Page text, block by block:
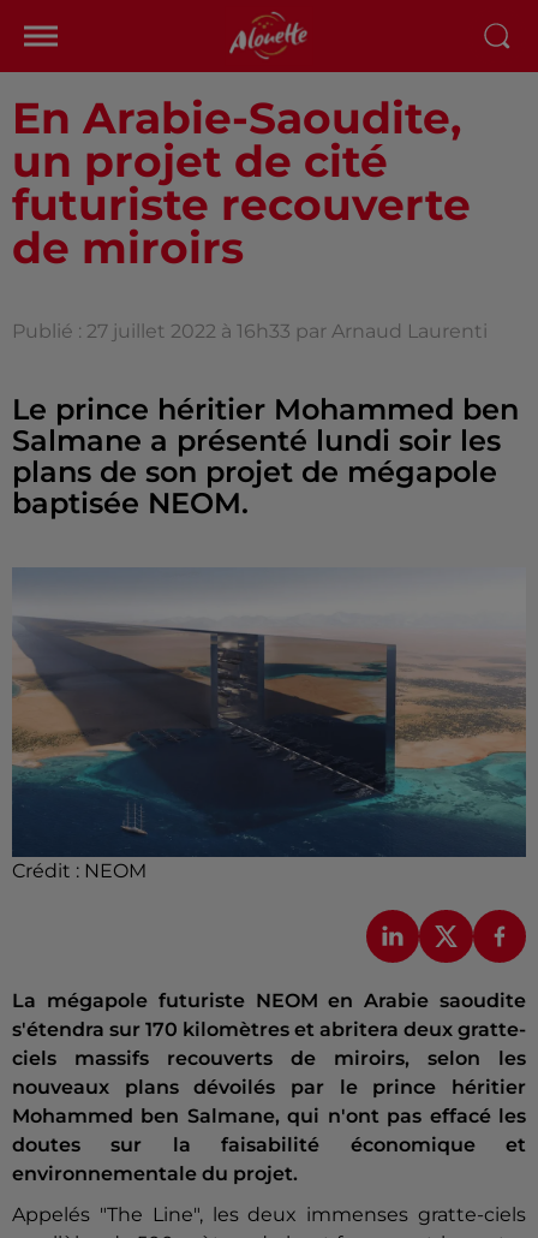
En Arabie-Saoudite,
un projet de cité
futuriste recouverte
de miroirs
Publié : 27 juillet 2022 à 16h33 par Arnaud Laurenti
Le prince héritier Mohammed ben
Salmane a présenté lundi soir les
plans de son projet de mégapole
baptisée NEOM.
Crédit : NEOM
La mégapole futuriste NEOM en Arabie saoudite
s'étendra sur 170 kilomètres et abritera deux gratte-
ciels massifs recouverts de miroirs, selon les
nouveaux plans dévoilés par le prince héritier
Mohammed ben Salmane, qui n'ont pas effacé les
doutes sur la faisabilité économique et
environnementale du projet.
Appelés "The Line", les deux immenses gratte-ciels